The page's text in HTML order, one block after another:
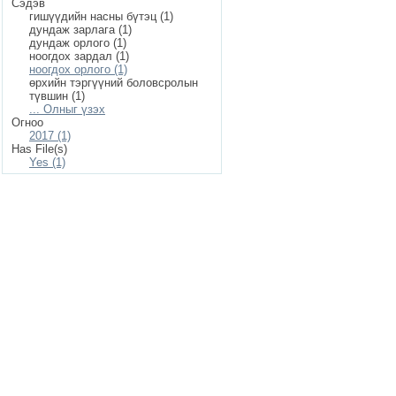
Сэдэв
гишүүдийн насны бүтэц (1)
дундаж зарлага (1)
дундаж орлого (1)
ноогдох зардал (1)
ноогдох орлого (1)
өрхийн тэргүүний боловсролын
түвшин (1)
... Олныг үзэх
Огноо
2017 (1)
Has File(s)
Yes (1)